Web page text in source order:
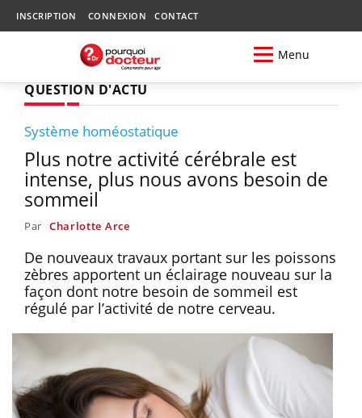
INSCRIPTION CONNEXION CONTACT
Menu
QUESTION D'ACTU
Système homéostatique
Plus notre activité cérébrale est
intense, plus nous avons besoin de
sommeil
Par Charlotte Arce
De nouveaux travaux portant sur les poissons
zèbres apportent un éclairage nouveau sur la
façon dont notre besoin de sommeil est
régulé par l’activité de notre cerveau.